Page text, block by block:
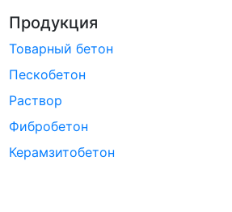
Продукция
Товарный бетон
Пескобетон
Раствор
Фибробетон
Керамзитобетон